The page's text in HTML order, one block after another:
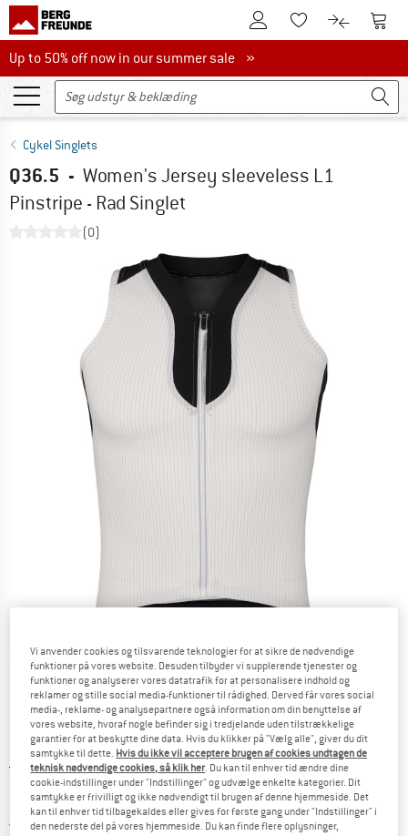
Til kundekontoenTil huskesedlen.
Til Til
Up to 50% off now in our summer sale
Up to 50% off now in our summer sale »
Cykel Singlets
Q36.5 - Women's Jersey sleeveless L1
Pinstripe - Rad Singlet
(0)
Detaljevisning
Original pris :
129,95€
Pris:
88,37€ inkl. moms.
KR660,62
Gratis forsendelse(DK)Danmark. Oplysninger om
Vi anvender cookies og tilsvarende teknologier for at sikre de nødvendige
funktioner på vores website. Desuden tilbyder vi supplerende tjenester og
funktioner og analyserer vores datatrafik for at personalisere indhold og
reklamer og stille social media-funktioner til rådighed. Derved får vores social
media-, reklame- og analysepartnere også information om din benyttelse af
vores website, hvoraf nogle befinder sig i tredjelande uden tilstrækkelige
garantier for at beskytte dine data. Hvis du klikker på "Vælg alle", giver du dit
samtykke til dette. Hvis du ikke vil acceptere brugen af cookies undtagen de
teknisk nødvendige cookies, så klik her. Du kan til enhver tid ændre dine
cookie-indstillinger under "Indstillinger" og udvælge enkelte kategorier. Dit
samtykke er frivilligt og ikke nødvendigt til brugen af denne hjemmeside. Det
kan til enhver tid tilbagekaldes eller gives for første gang under "Indstillinger" i
den nederste del på vores hjemmeside. Du kan finde flere oplysninger,